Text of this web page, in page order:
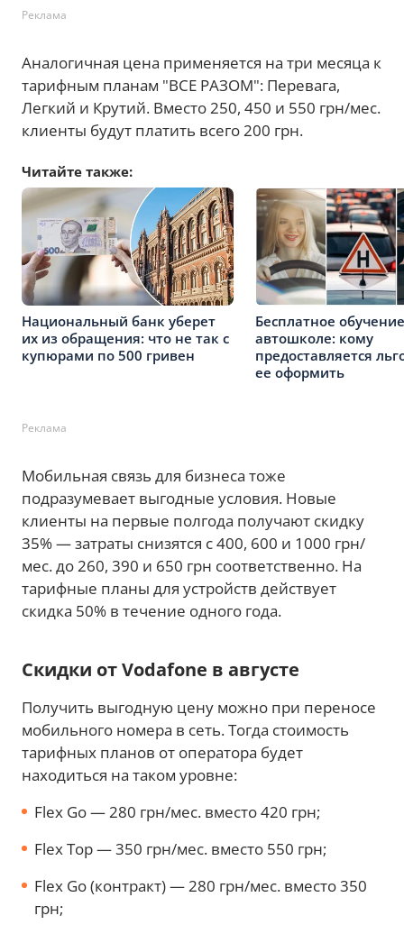
Реклама
Аналогичная цена применяется на три месяца к
тарифным планам "ВСЕ РАЗОМ": Перевага,
Легкий и Крутий. Вместо 250, 450 и 550 грн/мес.
клиенты будут платить всего 200 грн.
Читайте также:
Национальный банк уберет
их из обращения: что не так с
купюрами по 500 гривен
Бесплатное
автошколе: кому
предоставляется
ее оформить
Реклама
Мобильная связь для бизнеса тоже
подразумевает выгодные условия. Новые
клиенты на первые полгода получают скидку
35% — затраты снизятся с 400, 600 и 1000 грн/
мес. до 260, 390 и 650 грн соответственно. На
тарифные планы для устройств действует
скидка 50% в течение одного года.
Скидки от Vodafone в августе
Получить выгодную цену можно при переносе
мобильного номера в сеть. Тогда стоимость
тарифных планов от оператора будет
находиться на таком уровне:
Flex Go — 280 грн/мес. вместо 420 грн;
Flex Top — 350 грн/мес. вместо 550 грн;
Flex Go (контракт) — 280 грн/мес. вместо 350
грн;